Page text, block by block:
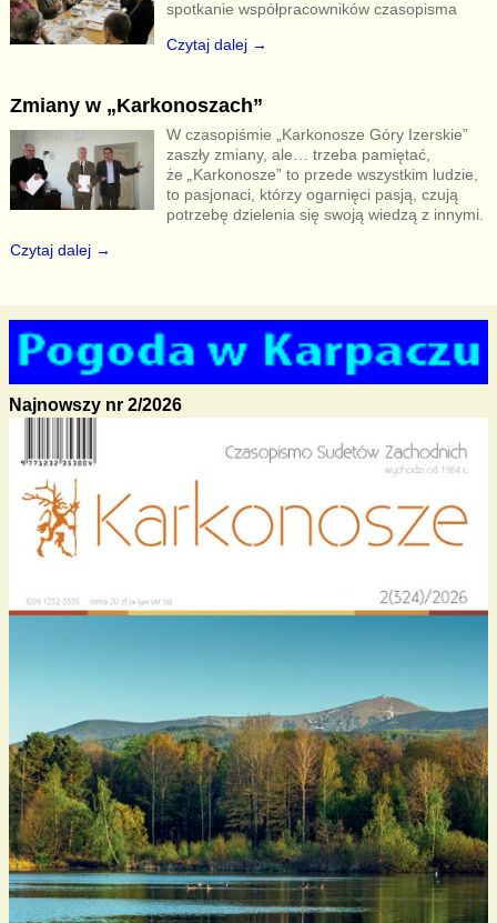
spotkanie współpracowników czasopisma
Czytaj dalej →
Zmiany w „Karkonoszach”
W czasopiśmie „Karkonosze Góry Izerskie”
zaszły zmiany, ale… trzeba pamiętać,
że
Karkonosze” to przede wszystkim ludzie,
to pasjonaci, którzy ogarnięci pasją, czują
potrzebę dzielenia się swoją wiedzą z innymi.
Czytaj dalej →
Najnowszy nr 2/2026